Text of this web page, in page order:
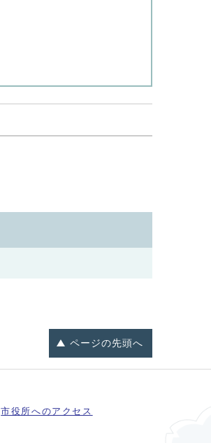
ページの先頭へ
市役所へのアクセス